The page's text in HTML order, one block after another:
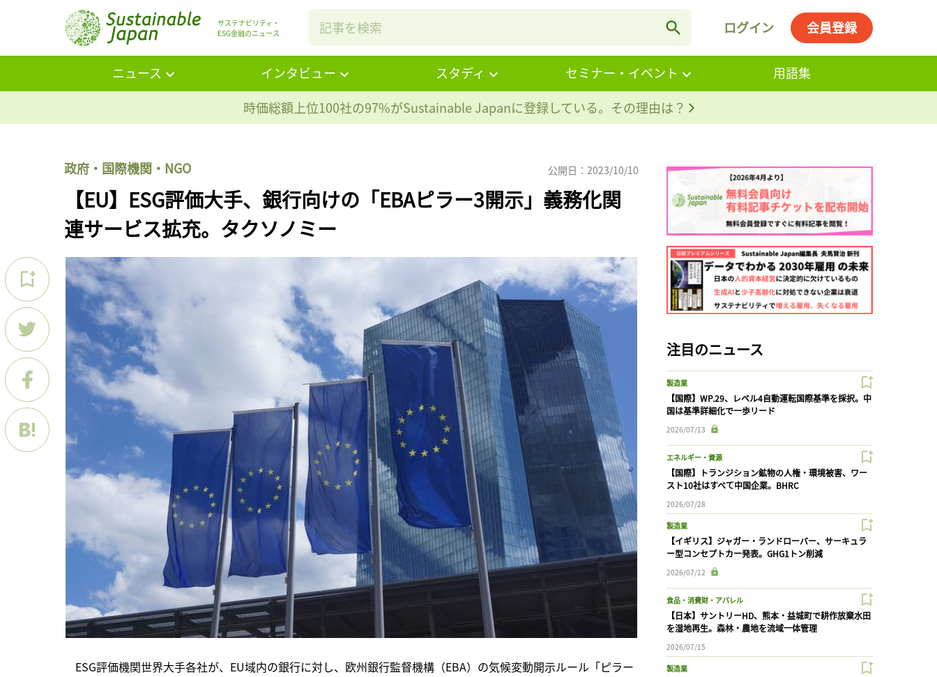
サステナビリティ・
ESG金融のニュース
ログイン 会員登録
ニュース インタビュー スタディ セミナー・イベント
用語集
時価総額上位100社の97%がSustainable Japanに登録している。その理由は？
政府・国際機関・NGO 公開日：2023/10/10
【EU】ESG評価大手、銀行向けの「EBAピラー3開示」義務化関
連サービス拡充。タクソノミー
ESG評価機関世界大手各社が、EU域内の銀行に対し、欧州銀行監督機構（EBA）の気候変動開示ルール「ピラー
注目のニュース
製造業
【国際】WP.29、レベル4自動運転国際基準を採択。中
国は基準詳細化で一歩リード
2026/07/13
エネルギー・資源
【国際】トランジション鉱物の人権・環境被害、ワー
スト10社はすべて中国企業。BHRC
2026/07/28
製造業
【イギリス】ジャガー・ランドローバー、サーキュラ
ー型コンセプトカー発表。GHG1トン削減
2026/07/12
食品・消費財・アパレル
【日本】サントリーHD、熊本・益城町で耕作放棄水田
を湿地再生。森林・農地を流域一体管理
2026/07/15
製造業